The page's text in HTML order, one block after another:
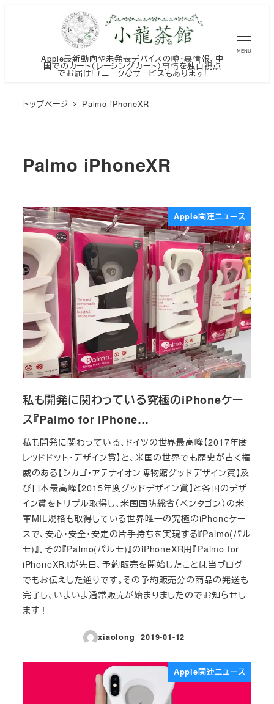
Apple最新動向や未発表デバイスの噂・裏情報、中
国でのカート（レーシングカート）事情を独自視点
でお届け!ユニークなサービスもあります!
MENU
トップページ Palmo iPhoneXR
Palmo iPhoneXR
Apple関連ニュース
私も開発に関わっている究極のiPhoneケー
ス『Palmo for iPhone…
私も開発に関わっている、ドイツの世界最高峰【2017年度
レッドドット・デザイン賞】と、米国の世界でも歴史が古く権
威のある【シカゴ・アテナイオン博物館グッドデザイン賞】及
び日本最高峰【2015年度グッドデザイン賞】と各国のデザ
イン賞をトリプル取得し、米国国防総省（ペンタゴン）の米
軍MIL規格も取得している世界唯一の究極のiPhoneケー
スで、安心・安全・安定の片手持ちを実現する『Palmo(パル
モ)』。その『Palmo(パルモ)』のiPhoneXR用『Palmo for
iPhoneXR』が先日、予約販売を開始したことは当ブログ
でもお伝えした通りです。その予約販売分の商品の発送も
完了し、いよいよ通常販売が始まりましたのでお知らせし
ます！
xiaolong
投稿日
2019-01-12
Apple関連ニュース